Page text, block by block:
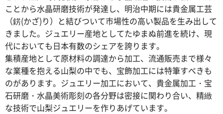
ことから水晶研磨技術が発達し、明治中期には貴金属工芸
（錺(かざ)り）と結びついて市場性の高い製品を生み出して
きました。ジュエリー産地としてたゆまぬ前進を続け、現
代においても日本有数のシェアを誇ります。
集積産地として原材料の調達から加工、流通販売まで様々
な業種を抱える山梨の中でも、宝飾加工には特筆すべきも
のがあります。ジュエリー加工において、貴金属加工・宝
石研磨・水晶美術彫刻の各分野は密接に関わり合い、精緻
な技術で山梨ジュエリーを作りあげています。